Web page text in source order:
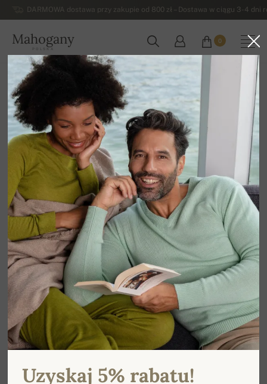
DARMOWA dostawa przy zakupie od 800 zł – Dostawa w ciągu 3-4
Mahogany
POLSKA
0
Strona główna Męskie swetry z kaszmiru
Uzyskaj 5% rabatu!